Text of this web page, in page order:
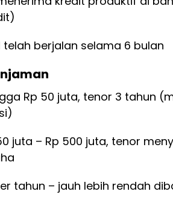
telah berjalan selama 6 bulan
Rp 50 juta, tenor 3 tahun
juta – Rp 500 juta, tenor
tahun – jauh lebih rendah